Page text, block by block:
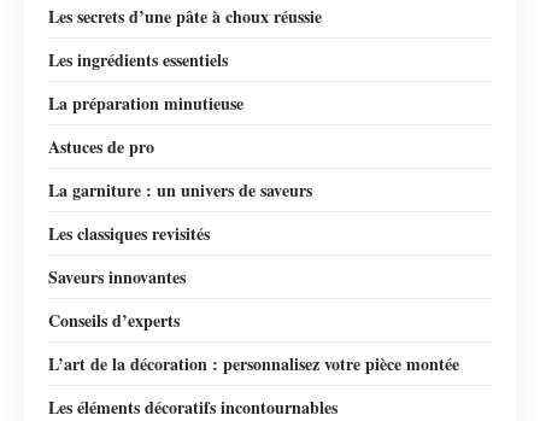
Les secrets d’une pâte à choux réussie
Les ingrédients essentiels
La préparation minutieuse
Astuces de pro
La garniture : un univers de saveurs
Les classiques revisités
Saveurs innovantes
Conseils d’experts
L’art de la décoration : personnalisez votre pièce montée
Les éléments décoratifs incontournables